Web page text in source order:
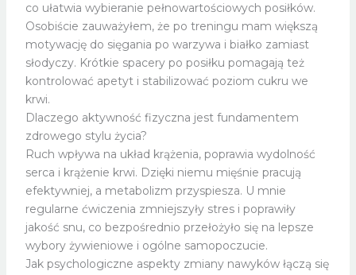
co ułatwia wybieranie pełnowartościowych posiłków.
Osobiście zauważyłem, że po treningu mam większą
motywację do sięgania po warzywa i białko zamiast
słodyczy. Krótkie spacery po posiłku pomagają też
kontrolować apetyt i stabilizować poziom cukru we
krwi.
Dlaczego aktywność fizyczna jest fundamentem
zdrowego stylu życia?
Ruch wpływa na układ krążenia, poprawia wydolność
serca i krążenie krwi. Dzięki niemu mięśnie pracują
efektywniej, a metabolizm przyspiesza. U mnie
regularne ćwiczenia zmniejszyły stres i poprawiły
jakość snu, co bezpośrednio przełożyło się na lepsze
wybory żywieniowe i ogólne samopoczucie.
Jak psychologiczne aspekty zmiany nawyków łączą się